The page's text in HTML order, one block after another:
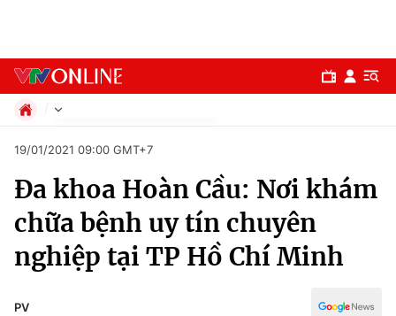
Chuyên mục
Chính trị
Xã hội
Pháp luật
Thể thao
Truyền hình
Văn hóa - Giải trí
19/01/2021 09:00 GMT+7
Đa khoa Hoàn Cầu: Nơi khám
chữa bệnh uy tín chuyên
nghiệp tại TP Hồ Chí Minh
PV